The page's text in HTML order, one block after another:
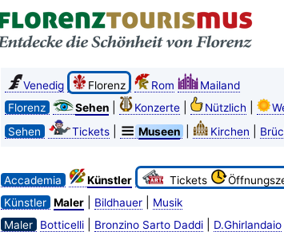
Venedig Florenz Rom
Mailand
Florenz
Sehen| Konzerte| Nützlich
Sehen
Tickets| Museen Kirchen
Accademia Künstler Tickets
Künstler Maler| Bildhauer|
Musik
Maler
Botticelli| Bronzino Sarto Daddi| D.Ghirlandaio